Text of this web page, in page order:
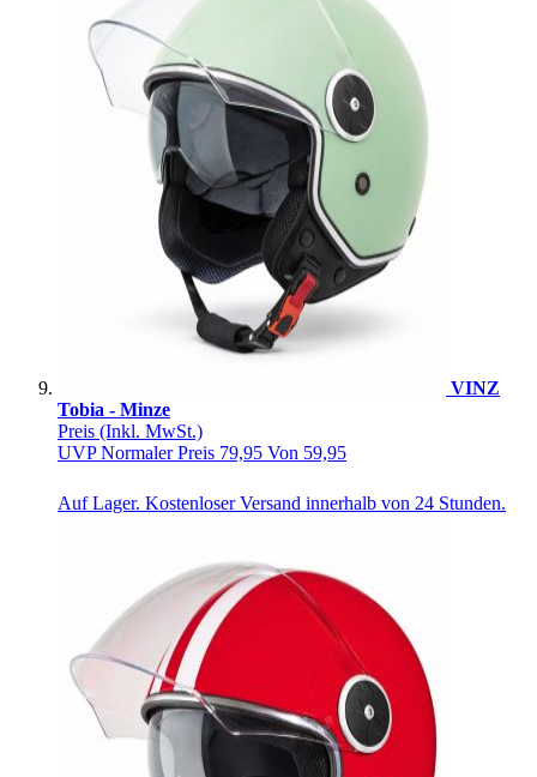
VINZ
Tobia - Minze
Preis (Inkl. MwSt.)
UVPNormaler Preis 79,95 Von 59,95
Auf Lager. Kostenloser Versand innerhalb von 24 Stunden.